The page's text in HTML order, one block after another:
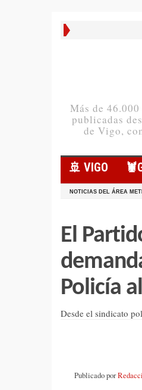
Más de
publicadas
de Vigo,
🚢 VIGO
NOTICIAS DEL ÁREA
El
Policía
Desde el sindicato
Publicado por